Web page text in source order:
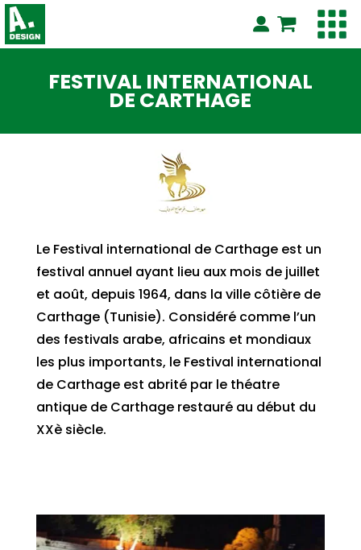
FESTIVAL INTERNATIONAL
DE CARTHAGE
Le Festival international de Carthage est un
festival annuel ayant lieu aux mois de juillet
et août, depuis 1964, dans la ville côtière de
Carthage (Tunisie). Considéré comme l’un
des festivals arabe, africains et mondiaux
les plus importants, le Festival international
de Carthage est abrité par le théatre
antique de Carthage restauré au début du
XXè siècle.